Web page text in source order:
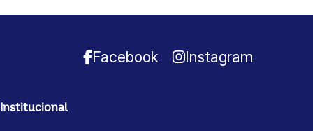
Facebook Instagram
Institucional